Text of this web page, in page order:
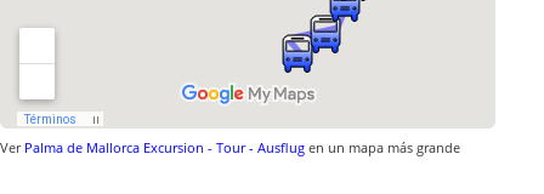
Ver Palma de Mallorca Excursion - Tour - Ausflug en un mapa más grande